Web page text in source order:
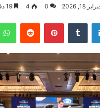
18, 2026
0
4
لينكدإن بينتيريست